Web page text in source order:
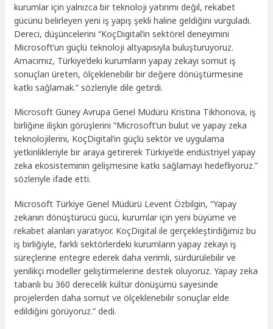
kurumlar için yalnızca bir teknoloji yatırımı değil, rekabet
gücünü belirleyen yeni iş yapış şekli haline geldiğini vurguladı.
Dereci, düşüncelerini “KoçDigital’in sektörel deneyimini
Microsoft’un güçlü teknoloji altyapısıyla buluşturuyoruz.
Amacımız, Türkiye’deki kurumların yapay zekayı somut iş
sonuçları üreten, ölçeklenebilir bir değere dönüştürmesine
katkı sağlamak.” sözleriyle dile getirdi.
Microsoft Güney Avrupa Genel Müdürü Kristina Tikhonova, iş
birliğine ilişkin görüşlerini “Microsoft’un bulut ve yapay zeka
teknolojilerini, KoçDigital’in güçlü sektör ve uygulama
yetkinlikleriyle bir araya getirerek Türkiye’de endüstriyel yapay
zeka ekosisteminin gelişmesine katkı sağlamayı hedefliyoruz.”
sözleriyle ifade etti.
Microsoft Türkiye Genel Müdürü Levent Özbilgin, “Yapay
zekanın dönüştürücü gücü, kurumlar için yeni büyüme ve
rekabet alanları yaratıyor. KoçDigital ile gerçekleştirdiğimiz bu
iş birliğiyle, farklı sektörlerdeki kurumların yapay zekayı iş
süreçlerine entegre ederek daha verimli, sürdürülebilir ve
yenilikçi modeller geliştirmelerine destek oluyoruz. Yapay zeka
tabanlı bu 360 derecelik kültür dönüşümü sayesinde
projelerden daha somut ve ölçeklenebilir sonuçlar elde
edildiğini görüyoruz.” dedi.